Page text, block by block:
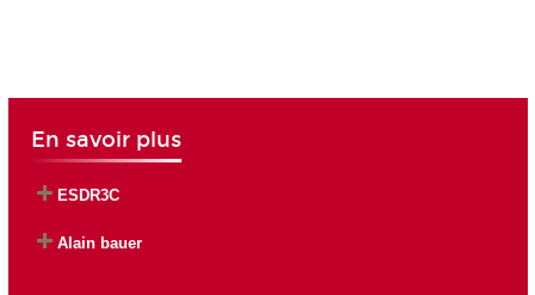
En savoir plus
ESDR3C
Alain bauer